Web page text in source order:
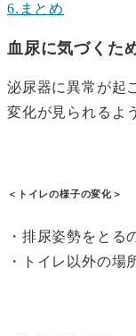
6.まとめ
血尿に気づくた
泌尿器に異常が起
変化が見られるよ
＜トイレの様子の変化＞
・排尿姿勢をとる
・トイレ以外の場